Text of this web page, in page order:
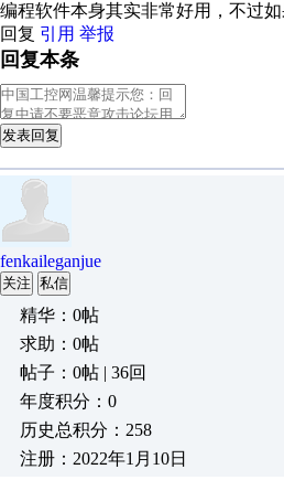
编程软件本身其实非常好用，不过
回复 引用 举报
回复本条
发表回复
fenkaileganjue
关注 私信
精华：0帖
求助：0帖
帖子：0帖 | 36回
年度积分：0
历史总积分：258
注册：2022年1月10日